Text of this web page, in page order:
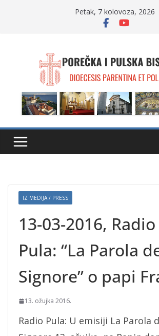
Petak, 7 kolovoza, 2026
IZ MEDIJA / PRESS
13-03-2016, Radio
Pula: “La Parola
Signore” o papi
13. ožujka 2016.
Radio Pula: U emisiji La Parola